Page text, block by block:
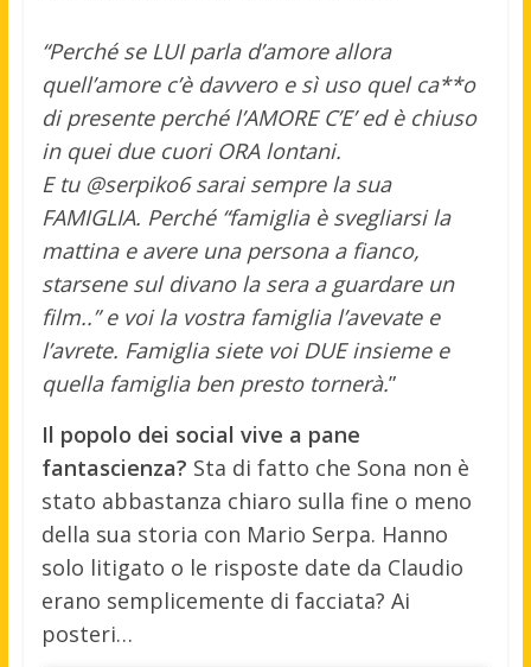
“Perché se LUI parla d’amore allora
quell’amore c’è davvero e sì uso quel ca**o
di presente perché l’AMORE C’E’ ed è chiuso
in quei due cuori ORA lontani.
E tu @serpiko6 sarai sempre la sua
FAMIGLIA. Perché “famiglia è svegliarsi la
mattina e avere una persona a fianco,
starsene sul divano la sera a guardare un
film..” e voi la vostra famiglia l’avevate e
l’avrete. Famiglia siete voi DUE insieme e
quella famiglia ben presto tornerà.”
Il popolo dei social vive a pane
fantascienza? Sta di fatto che Sona non è
stato abbastanza chiaro sulla fine o meno
della sua storia con Mario Serpa. Hanno
solo litigato o le risposte date da Claudio
erano semplicemente di facciata? Ai
posteri…